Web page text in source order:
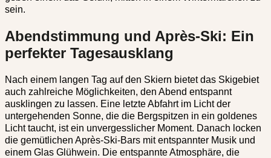
sein.
Abendstimmung und Après-Ski: Ein
perfekter Tagesausklang
Nach einem langen Tag auf den Skiern bietet das Skigebiet
auch zahlreiche Möglichkeiten, den Abend entspannt
ausklingen zu lassen. Eine letzte Abfahrt im Licht der
untergehenden Sonne, die die Bergspitzen in ein goldenes
Licht taucht, ist ein unvergesslicher Moment. Danach locken
die gemütlichen Après-Ski-Bars mit entspannter Musik und
einem Glas Glühwein. Die entspannte Atmosphäre, die